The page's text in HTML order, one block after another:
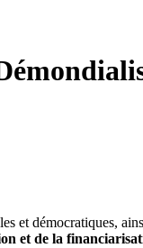
et démocratiques,
et de la